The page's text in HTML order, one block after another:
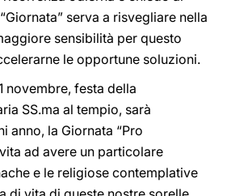
serva a risvegliare nella
sensibilità per questo
le opportune soluzioni.
novembre, festa della
SS.ma al tempio, sarà
anno, la Giornata “Pro
ad avere un particolare
e le religiose contemplative